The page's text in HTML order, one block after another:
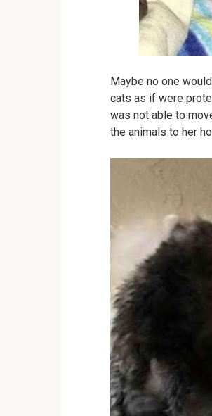
Maybe no one
cats as if were
was not able to
the animals to her